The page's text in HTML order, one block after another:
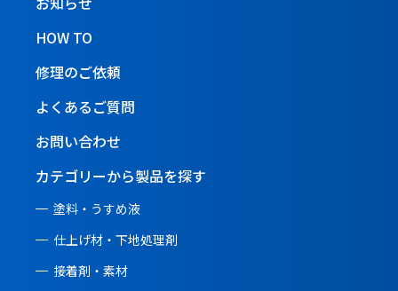
HOW TO
修理のご依頼
よくあるご質問
お問い合わせ
カテゴリーから製品を探す
塗料・うすめ液
仕上げ材・下地処理剤
接着剤・素材